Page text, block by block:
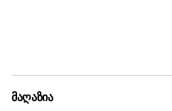
მაღაზია